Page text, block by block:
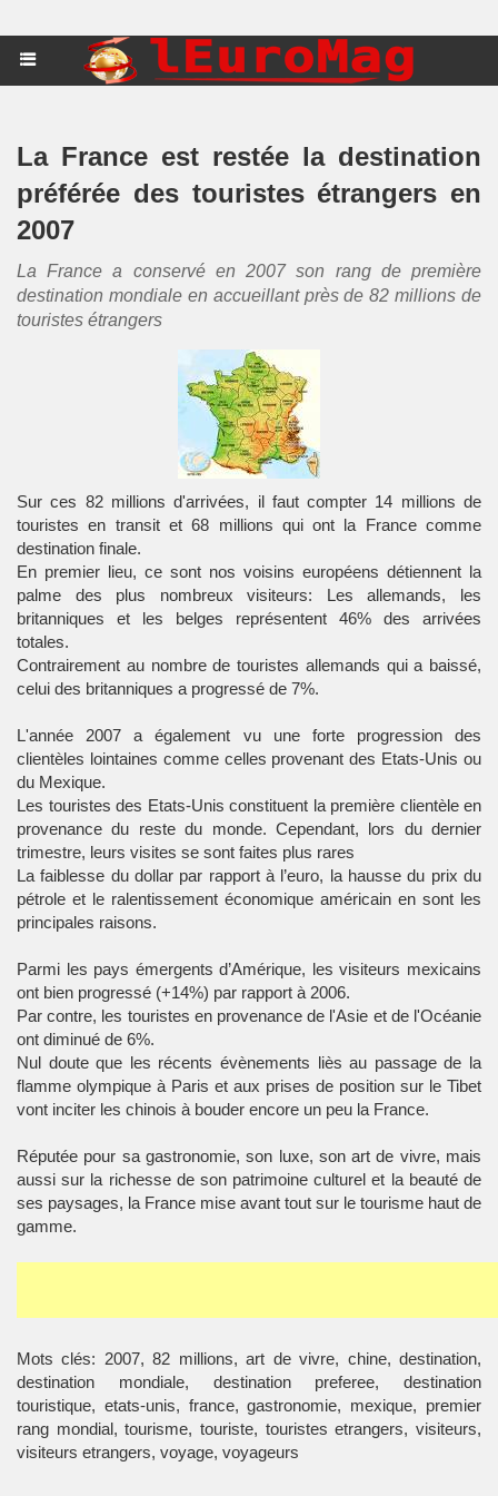
La France est restée la destination
préférée des touristes étrangers en
2007
La France a conservé en 2007 son rang de première
destination mondiale en accueillant près de 82 millions de
touristes étrangers
Sur ces 82 millions d'arrivées, il faut compter 14 millions de
touristes en transit et 68 millions qui ont la France comme
destination finale.
En premier lieu, ce sont nos voisins européens détiennent la
palme des plus nombreux visiteurs: Les allemands, les
britanniques et les belges représentent 46% des arrivées
totales.
Contrairement au nombre de touristes allemands qui a baissé,
celui des britanniques a progressé de 7%.
L'année 2007 a également vu une forte progression des
clientèles lointaines comme celles provenant des Etats-Unis ou
du Mexique.
Les touristes des Etats-Unis constituent la première clientèle en
provenance du reste du monde. Cependant, lors du dernier
trimestre, leurs visites se sont faites plus rares
La faiblesse du dollar par rapport à l’euro, la hausse du prix du
pétrole et le ralentissement économique américain en sont les
principales raisons.
Parmi les pays émergents d’Amérique, les visiteurs mexicains
ont bien progressé (+14%) par rapport à 2006.
Par contre, les touristes en provenance de l'Asie et de l'Océanie
ont diminué de 6%.
Nul doute que les récents évènements liès au passage de la
flamme olympique à Paris et aux prises de position sur le Tibet
vont inciter les chinois à bouder encore un peu la France.
Réputée pour sa gastronomie, son luxe, son art de vivre, mais
aussi sur la richesse de son patrimoine culturel et la beauté de
ses paysages, la France mise avant tout sur le tourisme haut de
gamme.
Mots clés: 2007, 82 millions, art de vivre, chine, destination,
destination mondiale, destination preferee, destination
touristique, etats-unis, france, gastronomie, mexique, premier
rang mondial, tourisme, touriste, touristes etrangers, visiteurs,
visiteurs etrangers, voyage, voyageurs